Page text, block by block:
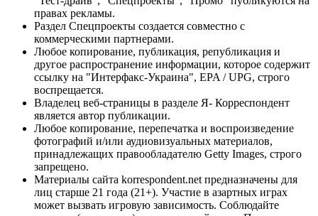
правах рекламы.
Раздел Спецпроекты создается совместно с
коммерческими партнерами.
Любое копирование, публикация, републикация и
другое распространение информации, которое содержит
ссылку на "Интерфакс-Украина", EPA / UPG, строго
воспрещается.
Владелец веб-страницы в разделе Я- Корреспондент
является автор публикации.
Любое копирование, перепечатка и воспроизведение
фотографий и/или аудиовизуальных материалов,
принадлежащих правообладателю Getty Images, строго
запрещено.
Материалы сайта korrespondent.net предназначены для
лиц старше 21 года (21+). Участие в азартных играх
может вызвать игровую зависимость. Соблюдайте